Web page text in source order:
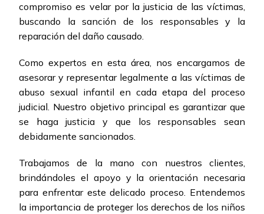
compromiso es velar por la justicia de las víctimas,
buscando la sanción de los responsables y la
reparación del daño causado.
Como expertos en esta área, nos encargamos de
asesorar y representar legalmente a las víctimas de
abuso sexual infantil en cada etapa del proceso
judicial. Nuestro objetivo principal es garantizar que
se haga justicia y que los responsables sean
debidamente sancionados.
Trabajamos de la mano con nuestros clientes,
brindándoles el apoyo y la orientación necesaria
para enfrentar este delicado proceso. Entendemos
la importancia de proteger los derechos de los niños